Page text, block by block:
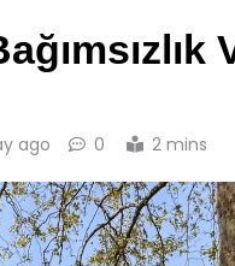
ago 0 2 mins